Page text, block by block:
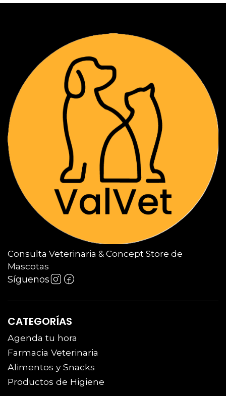
Consulta Veterinaria & Concept Store de
Mascotas
Síguenos
CATEGORÍAS
Agenda tu hora
Farmacia Veterinaria
Alimentos y Snacks
Productos de Higiene